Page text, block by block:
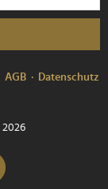
AGB
Datenschutz